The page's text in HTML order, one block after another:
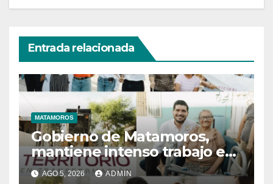
Entrada relacionada
MATAMOROS
Gobierno de Matamoros,
mantiene intenso trabajo en
territorio
AGO 5, 2026 ADMIN